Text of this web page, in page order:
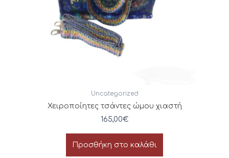
Uncategorized
Χειροποίητες τσάντες ώμου χιαστή
165,00€
Προσθήκη στο καλάθι